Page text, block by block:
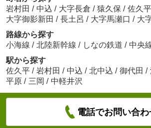
岩村田 / 中込 / 大字長倉 / 猿久保 / 佐久
大字御影新田 / 長土呂 / 大字馬瀬口 / 大
路線から探す
小海線 / 北陸新幹線 / しなの鉄道 / 中央
駅から探す
佐久平 / 岩村田 / 中込 / 北中込 / 御代田 /
平原 / 三岡 / 中軽井沢
電話でお問い合わ